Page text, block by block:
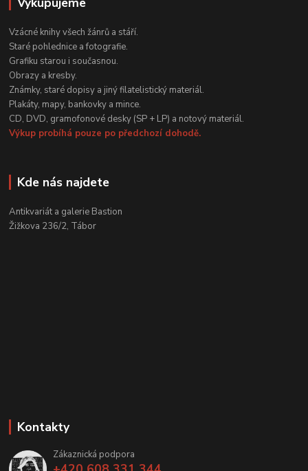
Vzácné knihy všech žánrů a stáří.
Staré pohlednice a fotografie.
Grafiku starou i současnou.
Obrazy a kresby.
Známky, staré dopisy a jiný filatelistický materiál.
Plakáty, mapy, bankovky a mince.
CD, DVD, gramofonové desky (SP + LP) a notový materiál.
Výkup probíhá pouze po předchozí dohodě.
Kde nás najdete
Antikvariát a galerie Bastion
Žižkova 236/2, Tábor
Kontakty
Zákaznická podpora